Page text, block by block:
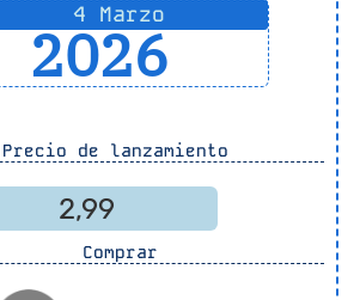
4 Marzo
2026
Precio de lanzamiento
2,99
Comprar